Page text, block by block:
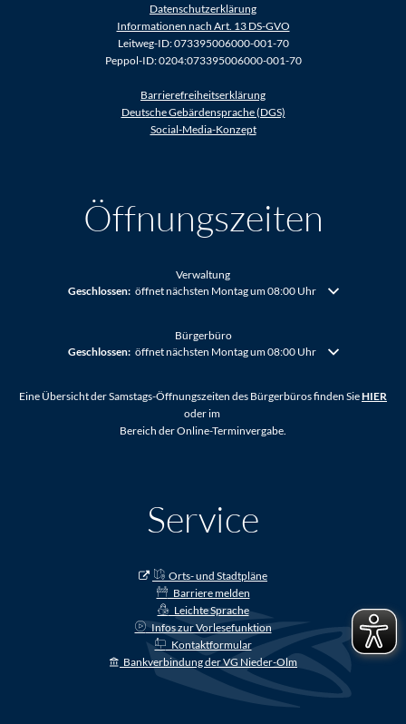
Datenschutzerklärung
Informationen nach Art. 13 DS-GVO
Leitweg-ID: 073395006000-001-70
Peppol-ID: 0204:073395006000-001-70
Barrierefreiheitserklärung
Deutsche Gebärdensprache (DGS)
Social-Media-Konzept
Öffnungszeiten
Verwaltung
Klicken, um weitere Öffnungs- oder Schließzeiten auszublenden
Geschlossen: öffnet nächsten Montag um 08:00 Uhr
Bürgerbüro
Klicken, um weitere Öffnungs- oder Schließzeiten auszublenden
Geschlossen: öffnet nächsten Montag um 08:00 Uhr
Eine Übersicht der Samstags-Öffnungszeiten des Bürgerbüros finden SieHIER
oder im
Bereich der Online-Terminvergabe.
Service
Orts- und Stadtpläne
Barriere melden
Leichte Sprache
Infos zur Vorlesefunktion
Kontaktformular
Bankverbindung der VG Nieder-Olm